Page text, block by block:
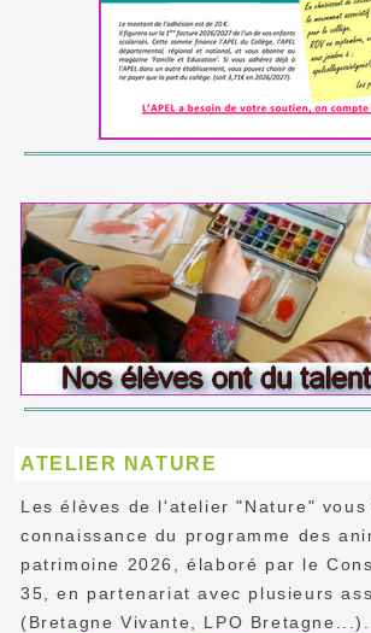
ATELIER NATURE
Les élèves de l'atelier "Nature"
connaissance du programme des
patrimoine 2026, élaboré par le
35, en partenariat avec plusieurs
(Bretagne Vivante, LPO Bretagne...).